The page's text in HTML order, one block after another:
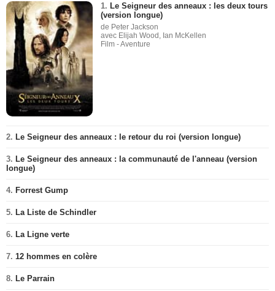
1. Le Seigneur des anneaux : les deux tours
(version longue)
de Peter Jackson
avec Elijah Wood, Ian McKellen
Film - Aventure
2. Le Seigneur des anneaux : le retour du roi (version longue)
3. Le Seigneur des anneaux : la communauté de l'anneau (version
longue)
4. Forrest Gump
5. La Liste de Schindler
6. La Ligne verte
7. 12 hommes en colère
8. Le Parrain